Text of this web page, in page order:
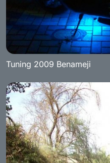
Tuning 2009 Benameji